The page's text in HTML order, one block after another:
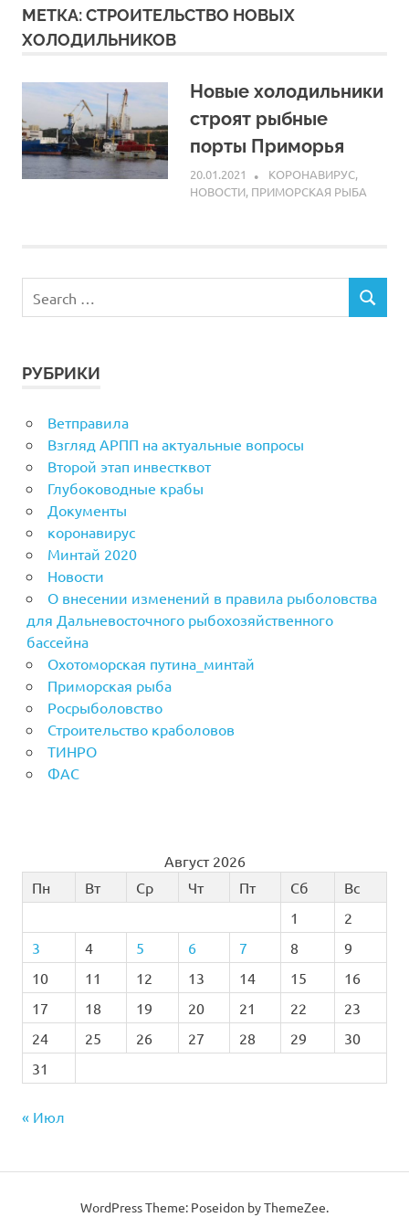
МЕТКА:СТРОИТЕЛЬСТВО НОВЫХ
ХОЛОДИЛЬНИКОВ
Новые холодильники
строят рыбные
порты Приморья
20.01.2021 ARPP
КОРОНАВИРУС,
НОВОСТИ, ПРИМОРСКАЯ РЫБА
РУБРИКИ
Ветправила
Взгляд АРПП на актуальные вопросы
Второй этап инвестквот
Глубоководные крабы
Документы
коронавирус
Минтай 2020
Новости
О внесении изменений в правила рыболовства
для Дальневосточного рыбохозяйственного
бассейна
Охотоморская путина_минтай
Приморская рыба
Росрыболовство
Строительство краболовов
ТИНРО
ФАС
Август 2026
Пн
Вт Ср Чт Пт Сб
Вс
1
2
3
4 5 6 7 8
9
10
11 12 13 14 15
16
17
18 19 20 21 22
23
24
25 26 27 28 29
30
31
« Июл
WordPress Theme: Poseidon byThemeZee.